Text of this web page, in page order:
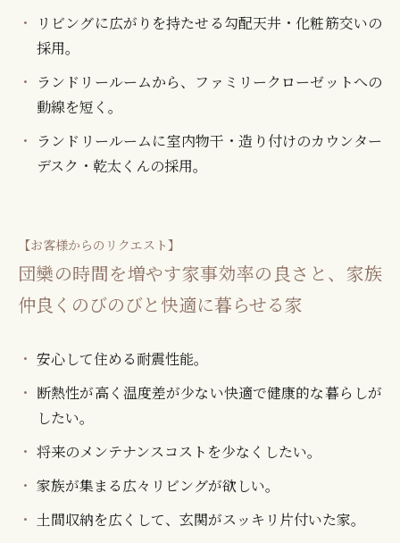
リビングに広がりを持たせる勾配天井・化粧筋交いの
採用。
ランドリールームから、ファミリークローゼットへの
動線を短く。
ランドリールームに室内物干・造り付けのカウンター
デスク・乾太くんの採用。
【お客様からのリクエスト】
団欒の時間を増やす家事効率の良さと、家族
仲良くのびのびと快適に暮らせる家
安心して住める耐震性能。
断熱性が高く温度差が少ない快適で健康的な暮らしが
したい。
将来のメンテナンスコストを少なくしたい。
家族が集まる広々リビングが欲しい。
土間収納を広くして、玄関がスッキリ片付いた家。